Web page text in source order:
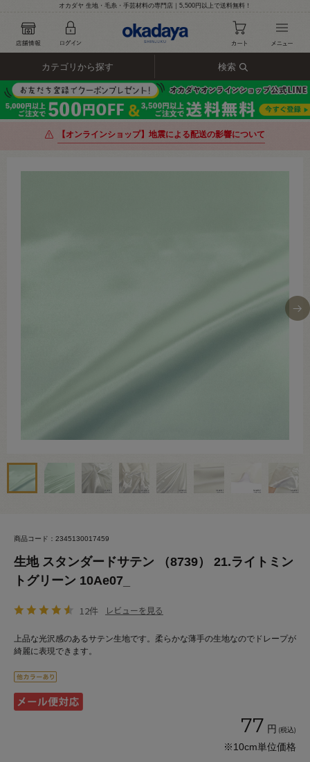
オカダヤ 生地・毛糸・手芸材料の専門店｜5,500円以上で送料無料！
カテゴリから探す 検索
【オンラインショップ】地震による配送の影響について
商品コード：2345130017459
生地 スタンダードサテン （8739） 21.ライトミン
トグリーン 10Ae07_
12件 レビューを見る
上品な光沢感のあるサテン生地です。柔らかな薄手の生地なのでドレープが
綺麗に表現できます。
77 円 (税込)
※10cm単位価格